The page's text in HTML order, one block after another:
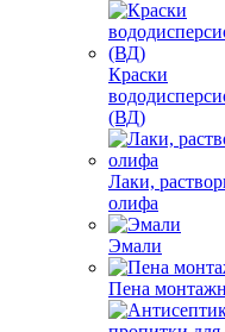
Краски
(ВД)
Лаки,
олифа
Эмали
Пена